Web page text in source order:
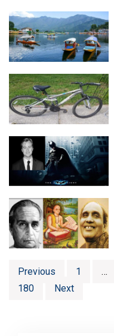
Posts
pagination
Previous 1 …
180
Next